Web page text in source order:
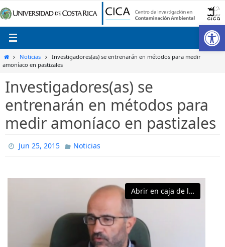
al
contenido
InicioNoticias
Investigadores(as) se entrenarán en métodos para medir
amoníaco en pastizales
Investigadores(as) se
entrenarán en métodos para
medir amoníaco en pastizales
Jun 25, 2015 Noticias
Abrir en caja de luz